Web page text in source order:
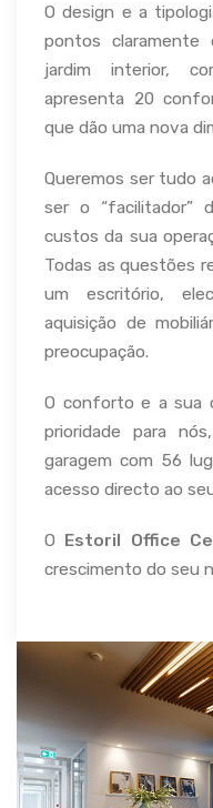
O design e a
pontos claramente
jardim interior,
apresenta 20
que dão uma nova
Queremos ser tudo
ser o “facilitador”
custos da sua
Todas as questões
um escritório,
aquisição de
preocupação.
O conforto e a sua
prioridade para
garagem com 56
acesso directo ao
O Estoril Office
crescimento do seu